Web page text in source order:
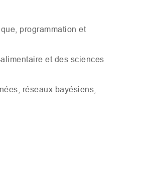
programmation et
et des sciences
réseaux bayésiens,